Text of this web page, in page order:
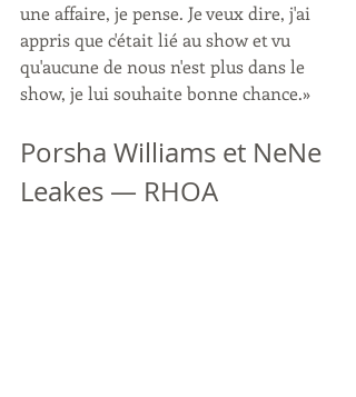
une affaire, je pense. Je veux dire, j'ai
appris que c'était lié au show et vu
qu'aucune de nous n'est plus dans le
show, je lui souhaite bonne chance.»
Porsha Williams et NeNe
Leakes — RHOA